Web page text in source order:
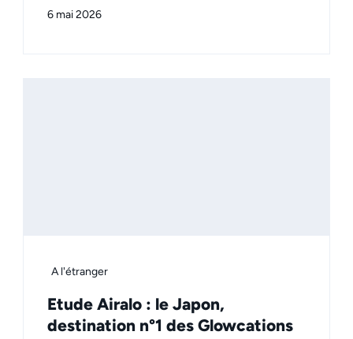
6 mai 2026
A l'étranger
Etude Airalo : le Japon,
destination n°1 des Glowcations